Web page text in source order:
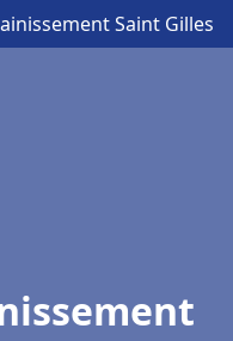
Saint Gilles